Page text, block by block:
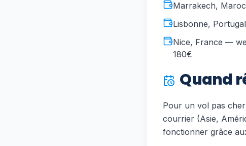
Marrakech,
Lisbonne,
Nice, France —
180€
Quand
Pour un vol pas
courrier (Asie,
fonctionner grâce